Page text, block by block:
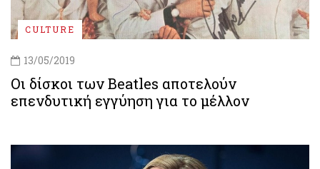
CULTURE
13/05/2019
Οι δίσκοι των Beatles αποτελούν
επενδυτική εγγύηση για το μέλλον